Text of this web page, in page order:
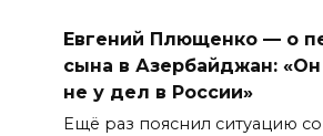
Евгений Плющенко — о
сына в Азербайджан: «Он
не у дел в России»
Ещё раз пояснил ситуацию